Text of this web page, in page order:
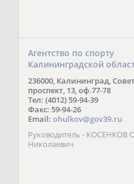
Агентство по спорту
Калининградской
236000, Калининград,
проспект, 13, оф.77-78
Тел: (4012) 59-94-39
Факс: 59-94-26
Email: ohulkov@gov39.ru
Руководитель - КОСЕНКОВ
Николаевич